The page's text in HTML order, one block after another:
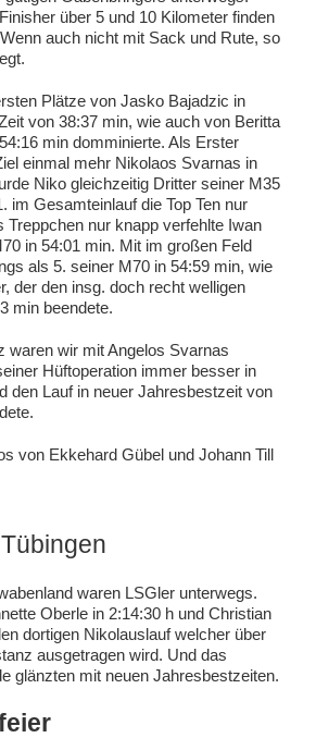
über 5 und 10 Kilometer finden
auch nicht mit Sack und Rute, so
Plätze von Jasko Bajadzic in
von 38:37 min, wie auch von Beritta
min domminierte. Als Erster
einmal mehr Nikolaos Svarnas in
Niko gleichzeitig Dritter seiner M35
im Gesamteinlauf die Top Ten nur
nur knapp verfehlte Iwan
in 54:01 min. Mit im großen Feld
als 5. seiner M70 in 54:59 min, wie
der den insg. doch recht welligen
min beendete.
waren wir mit Angelos Svarnas
Hüftoperation immer besser in
den Lauf in neuer Jahresbestzeit von
von Ekkehard Gübel und Johann Till
waren LSGler unterwegs.
Oberle in 2:14:30 h und Christian
dortigen Nikolauslauf welcher über
ausgetragen wird. Und das
glänzten mit neuen Jahresbestzeiten.